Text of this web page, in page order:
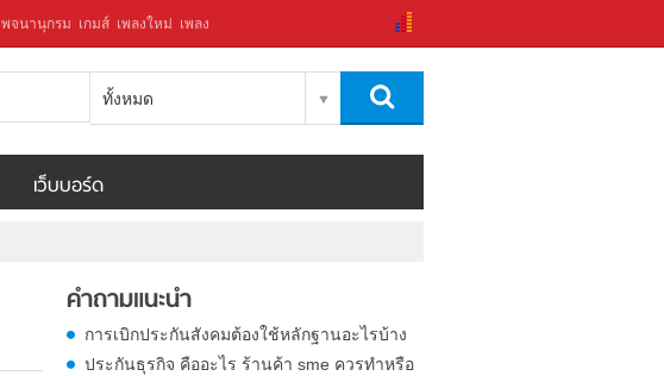
พจนานุกรม เกมส์ เพลงใหม่ เพลง
ทั้งหมด
เว็บบอร์ด
คำถามแนะนำ
การเบิกประกันสังคมต้องใช้หลักฐานอะไรบ้าง
ประกันธุรกิจ คืออะไร ร้านค้า sme ควรทำหรือ